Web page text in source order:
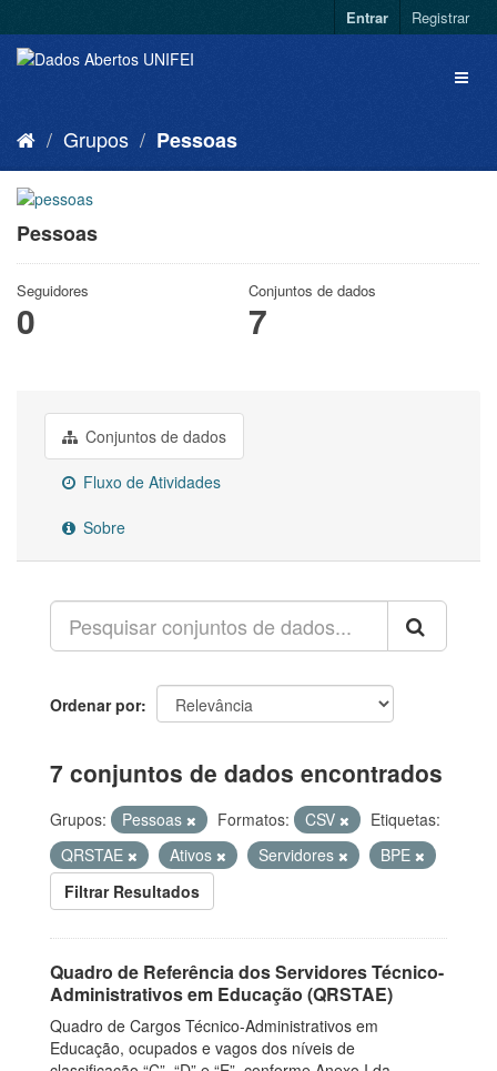
Entrar Registrar
Grupos Pessoas
Pessoas
Seguidores
0
Conjuntos de dados
7
Conjuntos de dados
Fluxo de Atividades
Sobre
Ordenar por
7 conjuntos de dados encontrados
Grupos: Pessoas Formatos: CSV
Etiquetas:
QRSTAE
Ativos Servidores
BPE
Filtrar Resultados
Quadro de Referência dos Servidores Técnico-
Administrativos em Educação (QRSTAE)
Quadro de Cargos Técnico-Administrativos em
Educação, ocupados e vagos dos níveis de